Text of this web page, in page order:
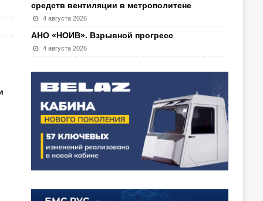
средств вентиляции в метрополитене
4 августа 2026
АНО «НОИВ». Взрывной прогресс
4 августа 2026